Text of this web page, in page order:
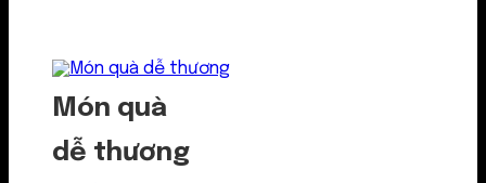
Món quà
dễ thương